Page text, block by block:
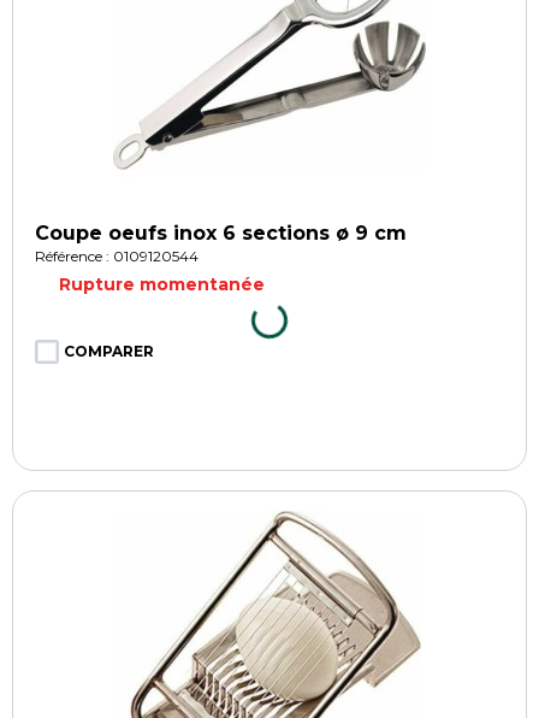
Coupe oeufs inox 6 sections ø 9 cm
Référence : 0109120544
Rupture momentanée
COMPARER